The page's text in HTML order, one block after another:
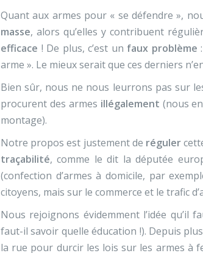
Quant aux armes pour « se défendre »,
masse, alors qu’elles y contribuent
efficace ! De plus, c’est un faux problème
arme ». Le mieux serait que ces derniers
Bien sûr, nous ne nous leurrons pas sur
procurent des armes illégalement (nous
montage).
Notre propos est justement de réguler
traçabilité, comme le dit la députée
(confection d’armes à domicile, par
citoyens, mais sur le commerce et le trafic
Nous rejoignons évidemment l’idée qu’il
faut-il savoir quelle éducation !). Depuis
la rue pour durcir les lois sur les armes à